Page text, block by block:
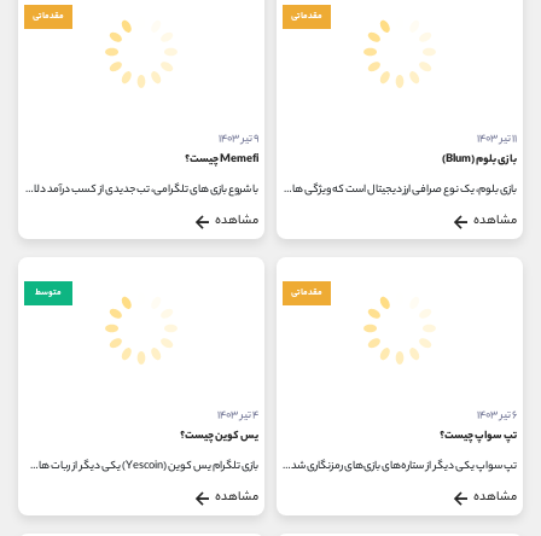
مقدماتی
۱۱ تیر ۱۴۰۳
بازی بلوم (Blum)
بازی بلوم، یک نوع صرافی ارز دیجیتال است که ویژگی های صرافی های متمرکز (CEX) و صرافی های غیرمتمرکز (DEX) را ترکیب می کند و تجربه ای...
مشاهده
مقدماتی
۹ تیر ۱۴۰۳
Memefi چیست؟
با شروع بازی های تلگرامی، تب جدیدی از کسب درآمد دلاری در بین کاربران ایجاد شده است. اولین بار، بازی تپ سواپ بهترین ربات برای...
مشاهده
مقدماتی
۶ تیر ۱۴۰۳
تپ سواپ چیست؟
تپ سواپ یکی دیگر از ستاره‌های بازی‌های رمزنگاری شده در تلگرام است و برخی آن را نات کوین جدید می‌دانند. تپ سواپ یکی از...
مشاهده
متوسط
۴ تیر ۱۴۰۳
یس کوین چیست؟
بازی تلگرام یس کوین (Yescoin) یکی دیگر از ربات های تلگرام برای ماینینگ ارز دیجیتال است که طرفداران بازی های تلگرامی پس از جنجال...
مشاهده